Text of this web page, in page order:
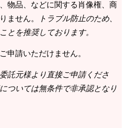
物品、などに関する肖像権、商
ません。
トラブル防止のため、
とを推奨しております。
申請いただけません。
委託元様より直接ご申請くださ
ついては無条件で非承認となり